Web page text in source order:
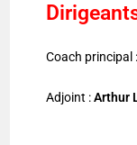
Coach principal
Adjoint :Arthur